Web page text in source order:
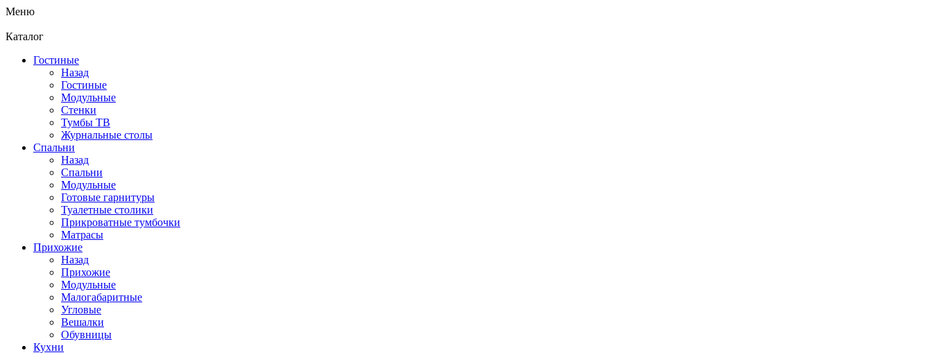
Меню
Каталог
Гостиные
Назад
Гостиные
Модульные
Стенки
Тумбы ТВ
Журнальные столы
Спальни
Назад
Спальни
Модульные
Готовые гарнитуры
Туалетные столики
Прикроватные тумбочки
Матрасы
Прихожие
Назад
Прихожие
Модульные
Малогабаритные
Угловые
Вешалки
Обувницы
Кухни